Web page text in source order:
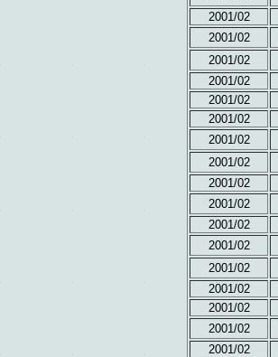
2001/02
2001/02
2001/02
2001/02
2001/02
2001/02
2001/02
2001/02
2001/02
2001/02
2001/02
2001/02
2001/02
2001/02
2001/02
2001/02
2001/02